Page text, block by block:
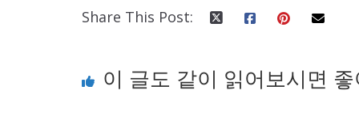
Share This Post:
이 글도 같이 읽어보시면